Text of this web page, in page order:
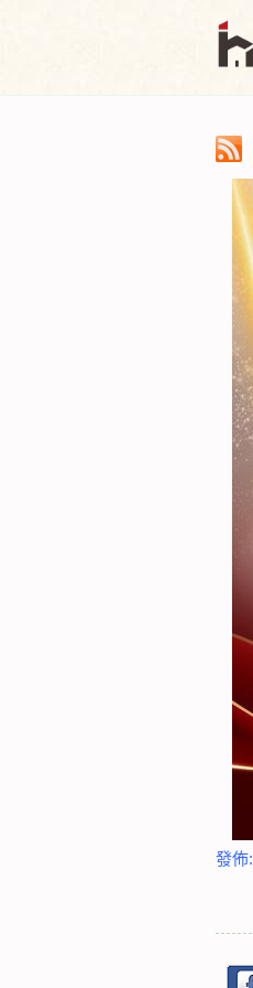
發佈: